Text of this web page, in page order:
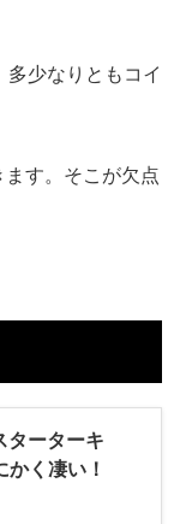
少なりともコイ
す。そこが欠点
ターターキ
かく凄い！